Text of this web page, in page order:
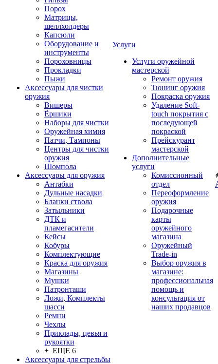
Порох
Матрицы,
шеллхолдеры
Капсюли
Оборудование и
инструменты
Пороховницы
Прокладки
Пыжи
Аксессуары для чистки
оружия
Вишеры
Ёршики
Наборы для чистки
Оружейная химия
Патчи, Тампоны
Центры для чистки
оружия
Шомпола
Аксессуары для оружия
Антабки
Дульные насадки
Бланки ствола
Затыльники
ДТК и
пламегасители
Кейсы
Кобуры
Комплектующие
Краска для оружия
Магазины
Мушки
Патронташи
Ложи, Комплекты
шасси
Ремни
Чехлы
Приклады, цевья и
рукоятки
+ ЕЩЕ 6
Аксессуары для стрельбы
Услуги
Услуги оружейной
мастерской
Ремонт оружия
Тюнинг оружия
Покраска оружия
Удаление Soft-
touch покрытия с
последующей
покраской
Прейскурант
мастерской
Дополнительные
услуги
Комиссионный
отдел
Переоформление
оружия
Подарочные
карты
оружейного
магазина
Оружейный
Trade-in
Выбор оружия в
магазине:
профессиональная
помощь и
консультация от
наших продавцов